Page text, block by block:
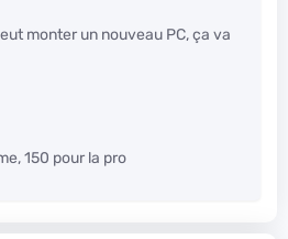
monter un nouveau PC, ça va
150 pour la pro